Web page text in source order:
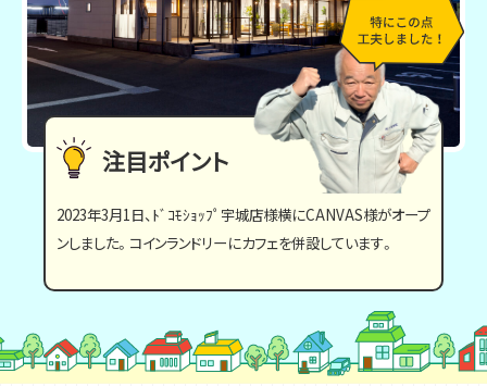
注目ポイント
2023年3月1日、ﾄﾞｺﾓｼｮｯﾌﾟ宇城店様横にCANVAS様がオープ
ンしました。コインランドリーにカフェを併設しています。